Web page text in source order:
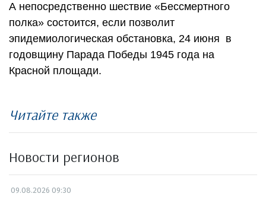
А непосредственно шествие «Бессмертного
полка» состоится, если позволит
эпидемиологическая обстановка, 24 июня в
годовщину Парада Победы 1945 года на
Красной площади.
Читайте также
Новости регионов
09.08.2026 09:30